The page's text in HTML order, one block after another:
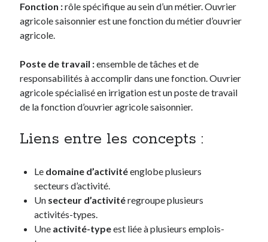
Fonction :rôle spécifique au sein d’un métier. Ouvrier
agricole saisonnier est une fonction du métier d’ouvrier
agricole.
Poste de travail :ensemble de tâches et de
responsabilités à accomplir dans une fonction. Ouvrier
agricole spécialisé en irrigation est un poste de travail
de la fonction d’ouvrier agricole saisonnier.
Liens entre les concepts :
Le domaine d’activitéenglobe plusieurs
secteurs d’activité.
Un secteur d’activitéregroupe plusieurs
activités-types.
Une activité-typeest liée à plusieurs emplois-